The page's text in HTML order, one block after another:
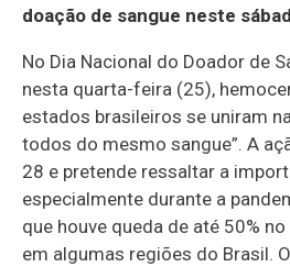
doação de sangue neste
No Dia Nacional do Doador de
nesta quarta-feira (25),
estados brasileiros se uniram
todos do mesmo sangue”. A
28 e pretende ressaltar a
especialmente durante a
que houve queda de até 50%
em algumas regiões do Brasil.